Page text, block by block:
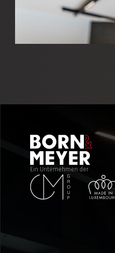
Ein Unternehmen der